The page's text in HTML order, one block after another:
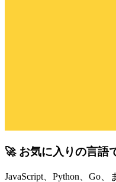
🚀 お気に入りの言語
JavaScript、Python、Go